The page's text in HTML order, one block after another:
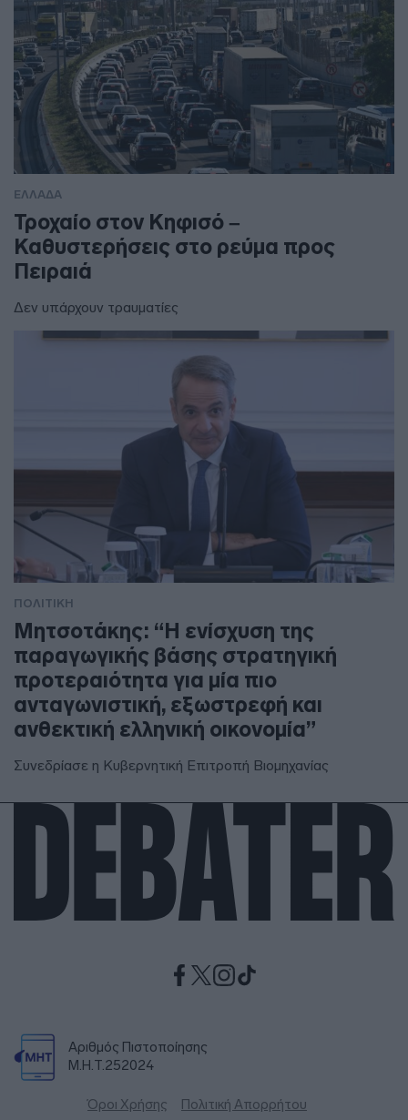
ΕΛΛΑΔΑ
Τροχαίο στον Κηφισό –
Καθυστερήσεις στο ρεύμα προς
Πειραιά
Δεν υπάρχουν τραυματίες
ΠΟΛΙΤΙΚΗ
Μητσοτάκης: “Η ενίσχυση της
παραγωγικής βάσης στρατηγική
προτεραιότητα για μία πιο
ανταγωνιστική, εξωστρεφή και
ανθεκτική ελληνική οικονομία”
Συνεδρίασε η Κυβερνητική Επιτροπή Βιομηχανίας
Αριθμός Πιστοποίησης
Μ.Η.Τ.252024
Όροι Χρήσης Πολιτική Απορρήτου